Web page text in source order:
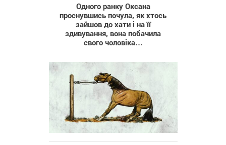
Одного ранку Оксана
проснувшись почула, як хтось
зайшов до хати і на її
здивування, вона побачила
свого чоловіка…